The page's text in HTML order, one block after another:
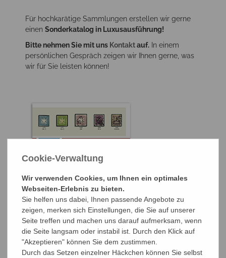
Für hochkarätige Sammlungen erstellen wir gerne
einen Sonderkatalog in Luxusausführung!
Bitte nehmen Sie mit uns Kontaktauf. In einem
persönlichen Gespräch zeigen wir Ihnen gerne, was
wir für Sie leisten können!
Cookie-Verwaltung
Wir verwenden Cookies, um Ihnen ein optimales
Webseiten-Erlebnis zu bieten.
Sie helfen uns dabei, Ihnen passende Angebote zu
zeigen, merken sich Einstellungen, die Sie auf unserer
Seite treffen und machen uns darauf aufmerksam, wenn
die Seite langsam oder instabil ist. Durch den Klick auf
"Akzeptieren" können Sie dem zustimmen.
Durch das Setzen einzelner Häckchen können Sie selbst